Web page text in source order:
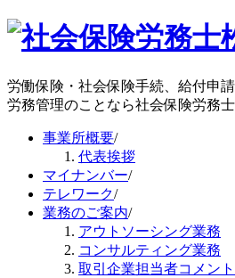
労働保険・社会保険手続、給付申
労務管理のことなら社会保険労務
事業所概要/
代表挨拶
マイナンバー/
テレワーク/
業務のご案内/
アウトソーシング業務
コンサルティング業務
取引企業担当者コメント